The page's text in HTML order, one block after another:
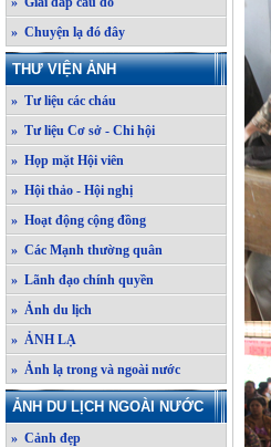
» Chuyện lạ đó đây
THƯ VIỆN ẢNH
» Tư liệu các cháu
» Tư liệu Cơ sở - Chi hội
» Họp mặt Hội viên
» Hội thảo - Hội nghị
» Hoạt động cộng đồng
» Các Mạnh thường quân
» Lãnh đạo chính quyền
» Ảnh du lịch
» ẢNH LẠ
» Ảnh lạ trong và ngoài nước
ẢNH DU LỊCH NGOÀI NƯỚC
» Cảnh đẹp